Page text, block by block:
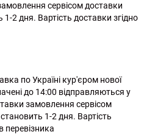
сервісом доставки
2 дня. Вартість доставки згідно
по Україні кур'єром нової
до 14:00 відправляються у
замовлення сервісом
1-2 дня. Вартість
перевізника